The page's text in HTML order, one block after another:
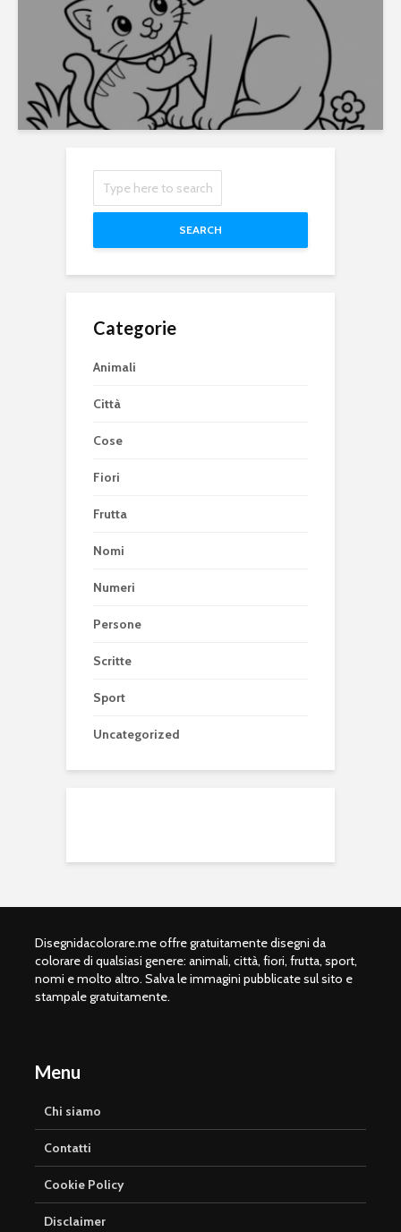
SEARCH
Categorie
Animali
Città
Cose
Fiori
Frutta
Nomi
Numeri
Persone
Scritte
Sport
Uncategorized
Disegnidacolorare.me offre gratuitamente disegni da
colorare di qualsiasi genere: animali, città, fiori, frutta, sport,
nomi e molto altro. Salva le immagini pubblicate sul sito e
stampale gratuitamente.
Menu
Chi siamo
Contatti
Cookie Policy
Disclaimer